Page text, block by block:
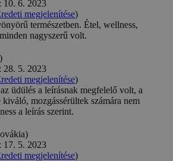
10. 6. 2023
megjelenítése)
természetben. Étel, wellness,
nagyszerű volt.
28. 5. 2023
megjelenítése)
üdülés a leírásnak megfelelő volt, a
mozgássérültek számára nem
a leírás szerint.
17. 5. 2023
megjelenítése)